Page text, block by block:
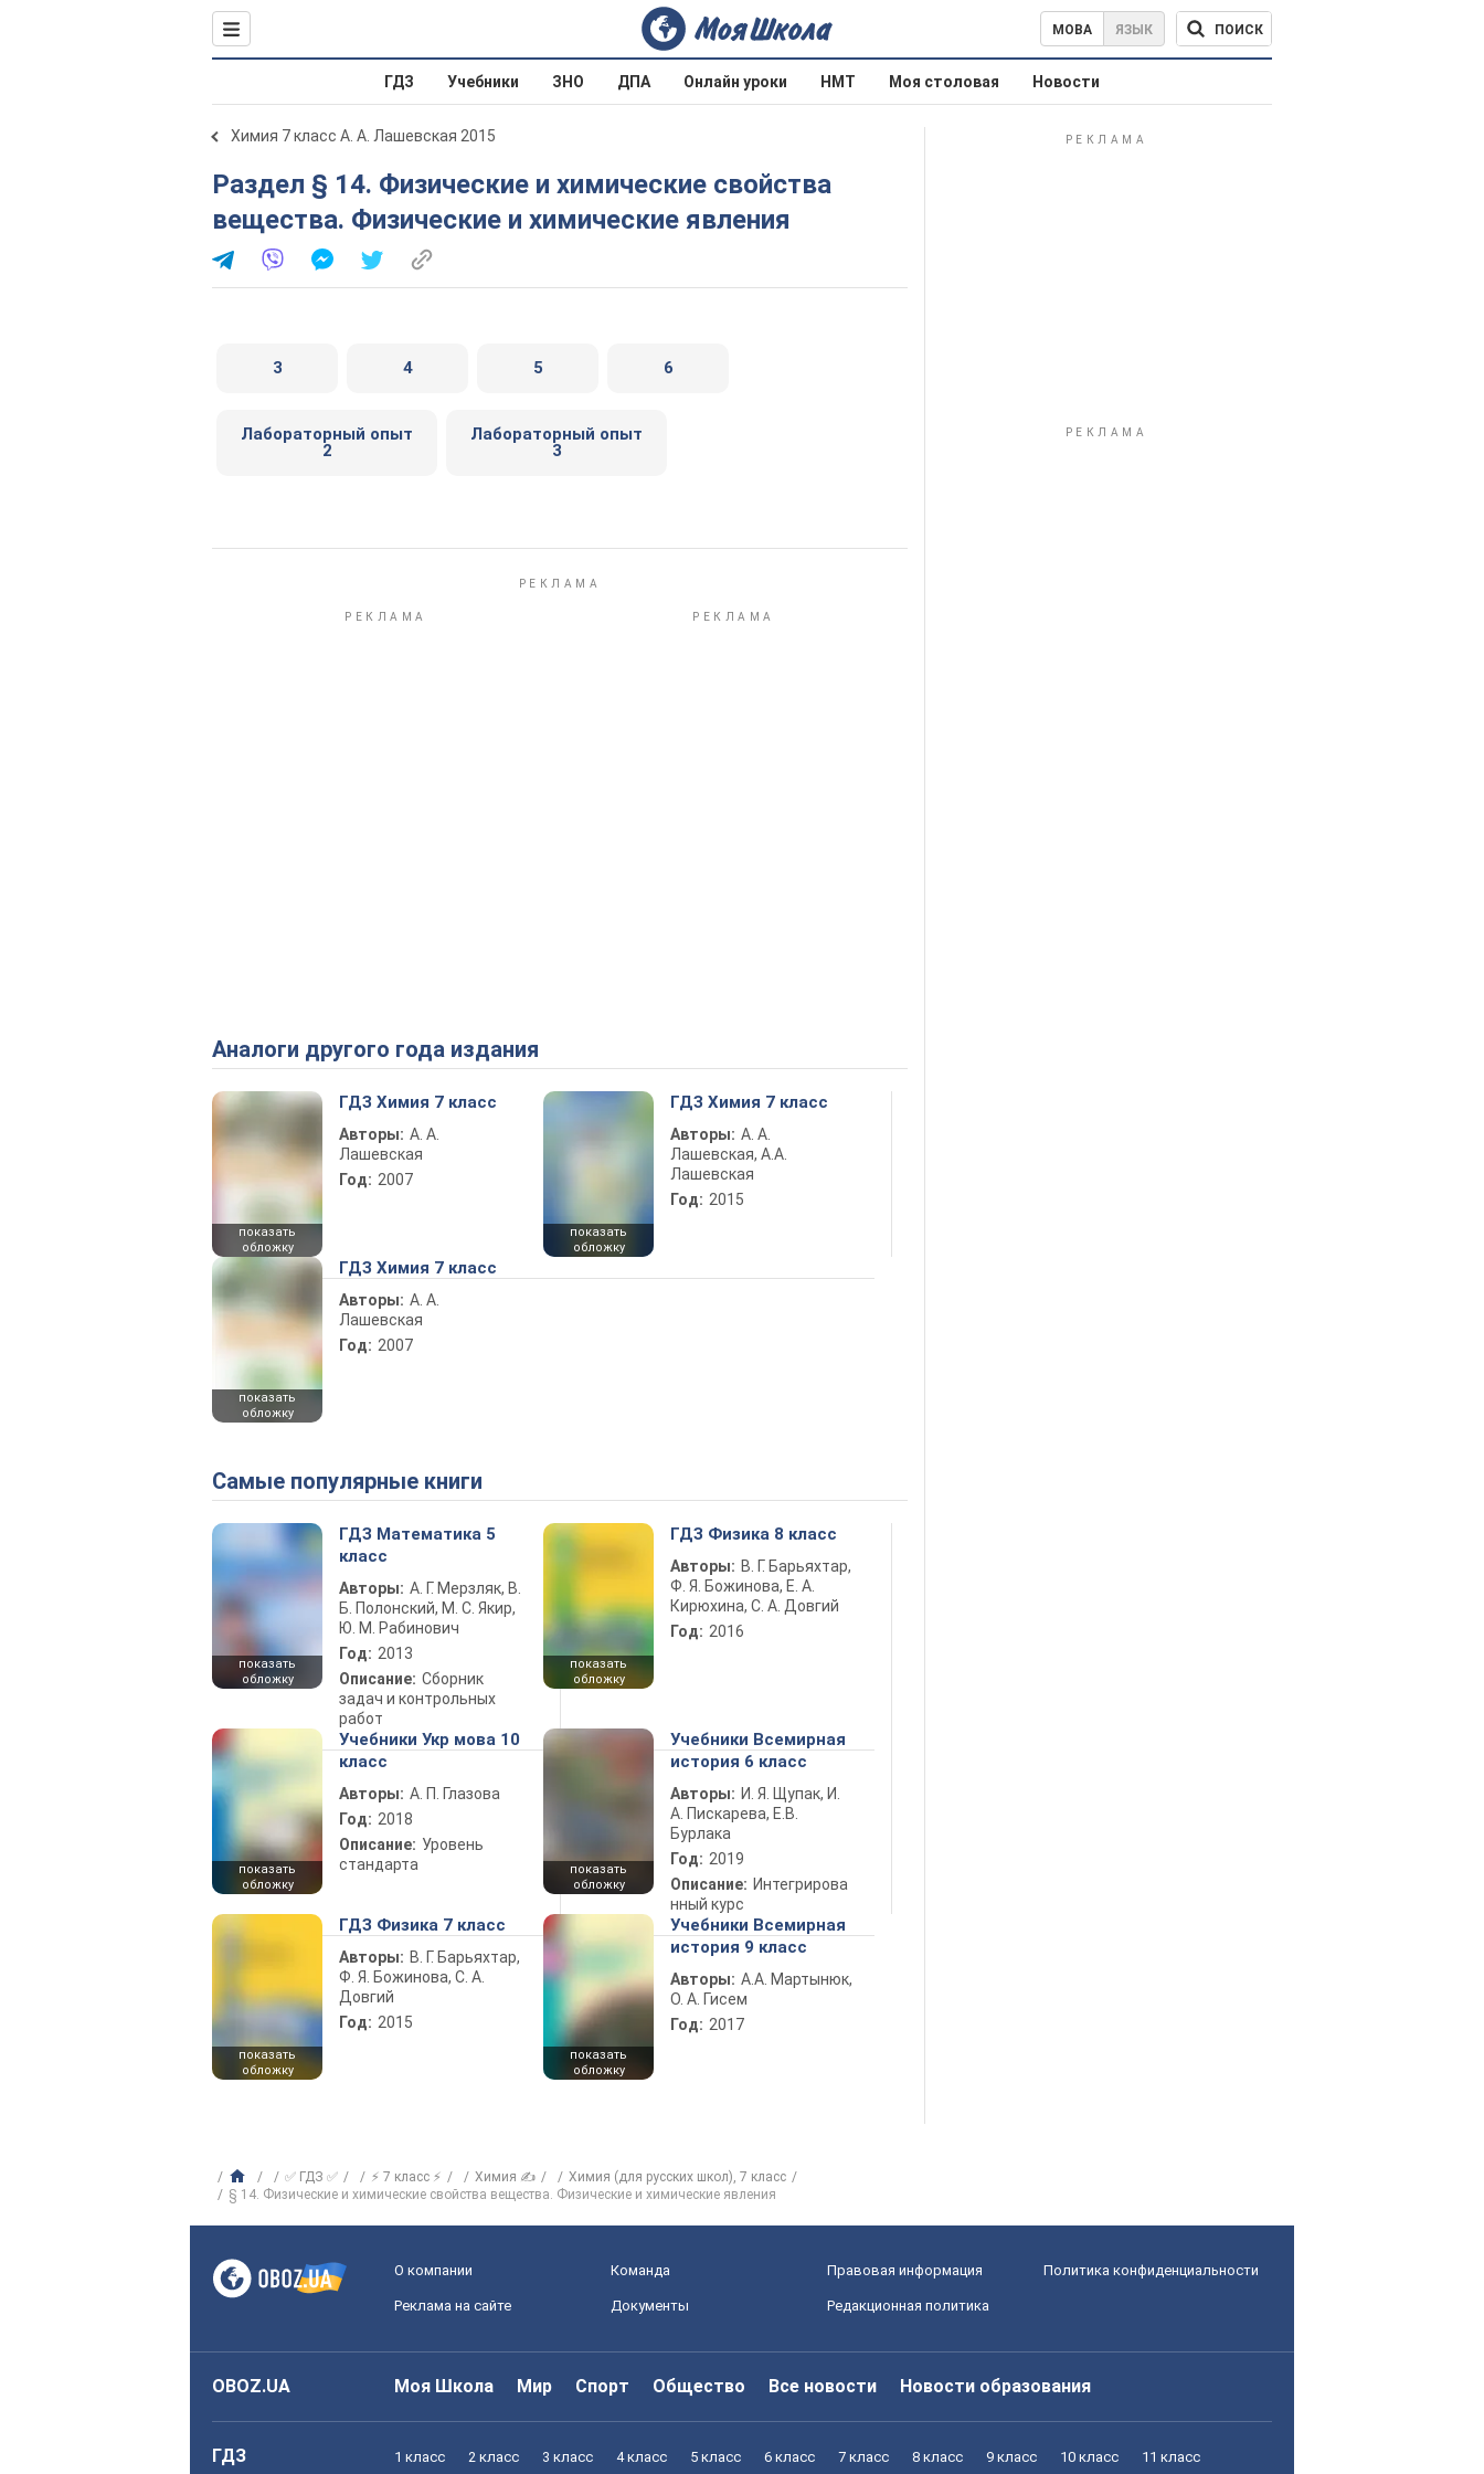
МОВА ЯЗЫК ПОИСК
ГДЗ Учебники ЗНО ДПА Онлайн уроки НМТ Моя столовая Новости
Химия 7 класс А. А. Лашевская 2015
Раздел § 14. Физические и химические свойства
вещества. Физические и химические явления
3 4 5 6
Лабораторный опыт
2
Лабораторный опыт
3
Аналоги другого года издания
показать
обложку
ГДЗ Химия 7 класс
Авторы: А. А.
Лашевская
Год: 2007
показать
обложку
ГДЗ Химия 7 класс
Авторы: А. А.
Лашевская, А.А.
Лашевская
Год: 2015
показать
обложку
ГДЗ Химия 7 класс
Авторы: А. А.
Лашевская
Год: 2007
Самые популярные книги
показать
обложку
ГДЗ Математика 5
класс
Авторы: А. Г. Мерзляк, В.
Б. Полонский, М. С. Якир,
Ю. М. Рабинович
Год: 2013
Описание: Сборник
задач и контрольных
работ
показать
обложку
ГДЗ Физика 8 класс
Авторы: В. Г. Барьяхтар,
Ф. Я. Божинова, Е. А.
Кирюхина, С. А. Довгий
Год: 2016
показать
обложку
Учебники Укр мова 10
класс
Авторы: А. П. Глазова
Год: 2018
Описание: Уровень
стандарта
показать
обложку
Учебники Всемирная
история 6 класс
Авторы: И. Я. Щупак, И.
А. Пискарева, Е.В.
Бурлака
Год: 2019
Описание: Интегрирова
нный курс
показать
обложку
ГДЗ Физика 7 класс
Авторы: В. Г. Барьяхтар,
Ф. Я. Божинова, С. А.
Довгий
Год: 2015
показать
обложку
Учебники Всемирная
история 9 класс
Авторы: А.А. Мартынюк,
О. А. Гисем
Год: 2017
✅ ГДЗ ✅ ⚡ 7 класс ⚡ Химия ✍
Химия (для русских школ), 7 класс
§ 14. Физические и химические свойства вещества. Физические и химические явления
О компании Команда Правовая информация Политика конфиденциальности
Реклама на сайте Документы Редакционная политика
OBOZ.UA Моя Школа Мир Спорт Общество Все новости Новости образования
ГДЗ 1 класс 2 класс 3 класс 4 класс 5 класс 6 класс 7 класс 8 класс 9 класс 10 класс 11 класс